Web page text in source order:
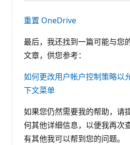
重置 OneDrive
最后，我还找到一篇可能与您
文章，供您参考：
如何更改用户帐户控制策略以
下文菜单
如果您仍然需要我的帮助，请
何其他详细信息，以便我再次
有其他我可以帮到您的问题。